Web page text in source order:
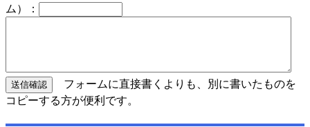
ム）：
フォームに直接書くよりも、別に書いたものを
コピーする方が便利です。